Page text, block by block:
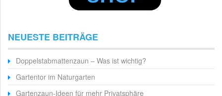
NEUESTE BEITRÄGE
Doppelstabmattenzaun – Was ist wichtig?
Gartentor im Naturgarten
Gartenzaun-Ideen für mehr Privatsphäre